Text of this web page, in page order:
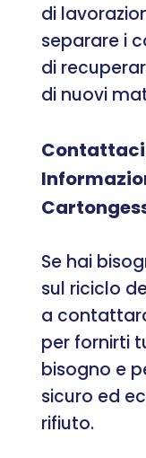
di
separare i
di
di nuovi
Se hai
sul riciclo
a
per fornirti
bisogno e
sicuro ed
rifiuto.